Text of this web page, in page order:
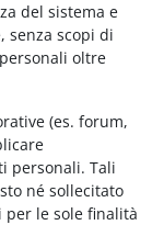
del sistema e
senza scopi di
oltre
(es. forum,
personali. Tali
né sollecitato
per le sole finalità